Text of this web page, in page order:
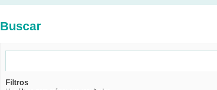
Buscar
Filtros